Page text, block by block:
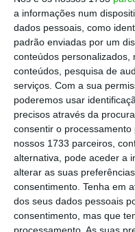
a informações num
dados pessoais, como
padrão enviadas por um
conteúdos personalizados,
conteúdos, pesquisa de
serviços. Com a sua
poderemos usar
precisos através da
consentir o
nossos 1733 parceiros,
alternativa, pode aceder a
alterar as suas
consentimento. Tenha em
dos seus dados pessoais
consentimento, mas que
processamento. As suas
tramitação de
exaustividade, a
confidencialidade de
Esta Lei aplica-se,
respectivas pessoas
organizações e
violações dos seus
organizações,
consideradas todas
numa organização